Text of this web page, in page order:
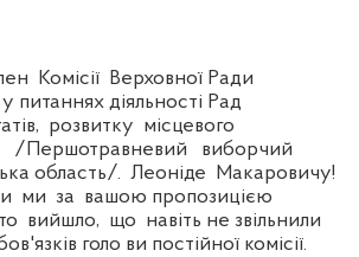
Комісії Верховної Ради
питаннях діяльності Рад
розвитку місцевого
/Першотравневий виборчий
область/. Леоніде Макаровичу!
ми за вашою пропозицією
вийшло, що навіть не звільнили
голо ви постійної комісії.